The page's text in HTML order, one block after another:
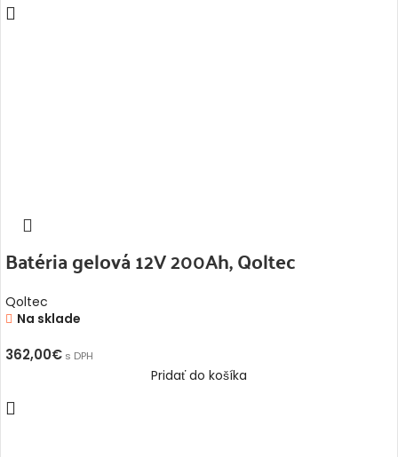
Batéria gelová 12V 200Ah, Qoltec
Qoltec
Na sklade
362,00€ s DPH
Pridať do košíka